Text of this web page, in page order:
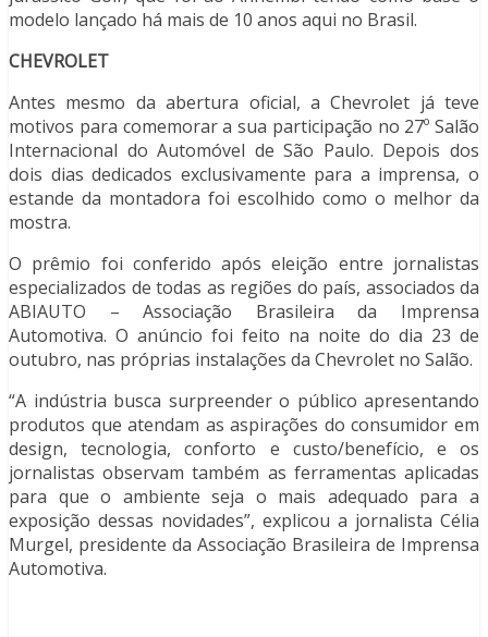
modelo lançado há mais de 10 anos aqui no Brasil.
CHEVROLET
Antes mesmo da abertura oficial, a Chevrolet já teve
motivos para comemorar a sua participação no 27º Salão
Internacional do Automóvel de São Paulo. Depois dos
dois dias dedicados exclusivamente para a imprensa, o
estande da montadora foi escolhido como o melhor da
mostra.
O prêmio foi conferido após eleição entre jornalistas
especializados de todas as regiões do país, associados da
ABIAUTO – Associação Brasileira da Imprensa
Automotiva. O anúncio foi feito na noite do dia 23 de
outubro, nas próprias instalações da Chevrolet no Salão.
“A indústria busca surpreender o público apresentando
produtos que atendam as aspirações do consumidor em
design, tecnologia, conforto e custo/benefício, e os
jornalistas observam também as ferramentas aplicadas
para que o ambiente seja o mais adequado para a
exposição dessas novidades”, explicou a jornalista Célia
Murgel, presidente da Associação Brasileira de Imprensa
Automotiva.